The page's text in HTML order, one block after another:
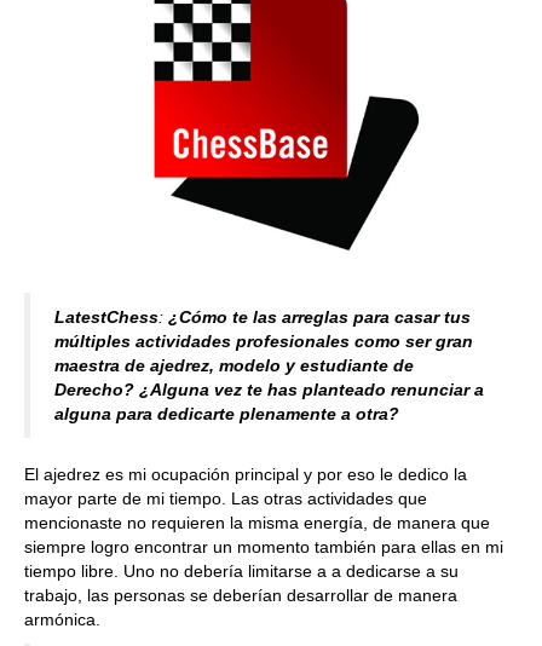
LatestChess: ¿Cómo te las arreglas para casar tus
múltiples actividades profesionales como ser gran
maestra de ajedrez, modelo y estudiante de
Derecho? ¿Alguna vez te has planteado renunciar a
alguna para dedicarte plenamente a otra?
El ajedrez es mi ocupación principal y por eso le dedico la
mayor parte de mi tiempo. Las otras actividades que
mencionaste no requieren la misma energía, de manera que
siempre logro encontrar un momento también para ellas en mi
tiempo libre. Uno no debería limitarse a a dedicarse a su
trabajo, las personas se deberían desarrollar de manera
armónica.